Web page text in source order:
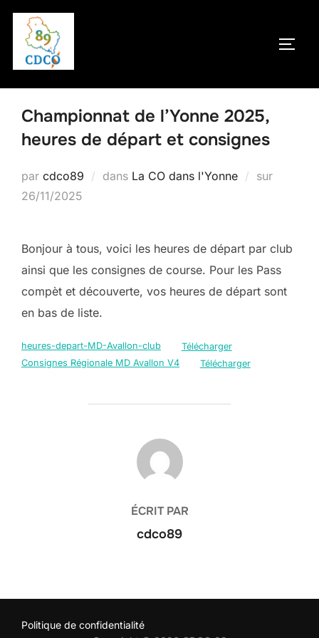
Aller
contenu
Championnat de l’Yonne 2025,
heures de départ et consignes
par cdco89 dans La CO dans l'Yonne surPublié
26/11/2025
Bonjour à tous, voici les heures de départ par club
ainsi que les consignes de course. Pour les Pass
compèt et découverte, vos heures de départ sont
en bas de liste.
heures-depart-MD-Avallon-club
Télécharger
Consignes Régionale MD Avallon V4
Télécharger
AUTEUR DE LA PUBLICATION
ÉCRIT PAR
cdco89
Politique de confidentialité